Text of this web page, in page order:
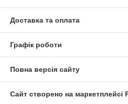
Доставка та оплата
Графік роботи
Повна версія сайту
Сайт створено на маркетплейсі